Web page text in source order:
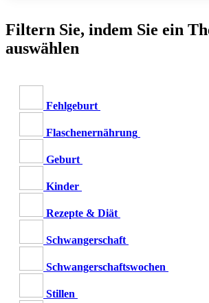
Filtern Sie, indem Sie ein
auswählen
Fehlgeburt
Flaschenernährung
Geburt
Kinder
Rezepte & Diät
Schwangerschaft
Schwangerschaftswochen
Stillen